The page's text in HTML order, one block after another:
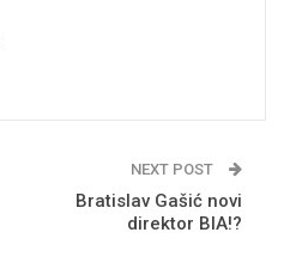
NEXT POST
Bratislav Gašić novi
direktor BIA!?